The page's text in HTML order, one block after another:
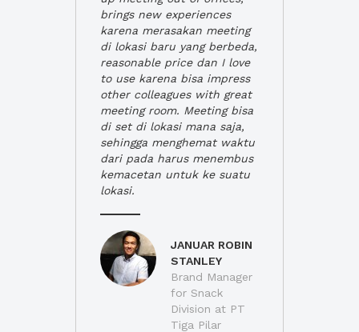
brings new experiences
karena merasakan meeting
di lokasi baru yang berbeda,
reasonable price dan I love
to use karena bisa impress
other colleagues with great
meeting room. Meeting bisa
di set di lokasi mana saja,
sehingga menghemat waktu
dari pada harus menembus
kemacetan untuk ke suatu
lokasi.
JANUAR ROBIN
STANLEY
Brand Manager
for Snack
Division at PT
Tiga Pilar